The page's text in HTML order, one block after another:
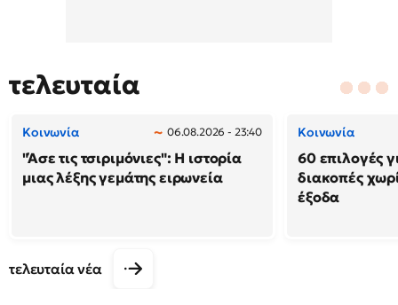
τελευταία
Κοινωνία 06.08.2026 - 23:40
"Άσε τις τσιριμόνιες": Η ιστορία
μιας λέξης γεμάτης ειρωνεία
Κοινωνία
60 επιλογές
διακοπές
έξοδα
τελευταία νέα